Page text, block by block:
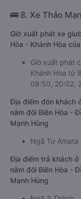
🚌 8. Xe Thảo
Giờ xuất phát xe
Hòa - Khánh Hòa
Giờ xuất phát
Khánh Hòa từ
08:50, 20:02,
Địa điểm đón khách
nằm đôi Biên Hòa -
Mạnh Hùng
Ngã Tư Amata
Địa điểm trả khách ở
nằm đôi Biên Hòa -
Mạnh Hùng